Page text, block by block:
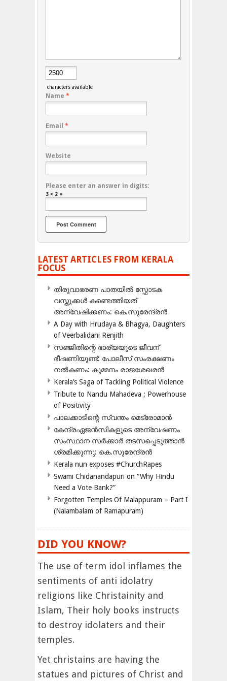
characters available
Name *
Email *
Website
Please enter an answer in digits:
3 × 2 =
LATEST ARTICLES FROM KERALA
FOCUS
തിരുവാഭരണ പാതയിൽ സ്ഫോടക
വസ്തുക്കൾ കണ്ടെത്തിയത്
അന്വേഷിക്കണം: കെ.സുരേന്ദ്രൻ
A Day with Hrudaya & Bhagya, Daughters
of Veerbalidani Renjith
സഞ്ജിതിന്റെ ഭാര്യയുടെ ജീവന്
ഭീഷണിയുണ്ട്: പോലീസ് സംരക്ഷണം
നൽകണം: കുമ്മനം രാജശേഖരൻ
Kerala’s Saga of Tackling Political Violence
Tribute to Nandu Mahadeva ; Powerhouse
of Positivity
പാലക്കാടിന്റെ സ്വന്തം മെട്രോമാൻ
കേന്ദ്രഏജൻസികളുടെ അന്വേഷണം
സംസ്ഥാന സർക്കാർ തടസപ്പെടുത്താൻ
ശ്രമിക്കുന്നു: കെ.സുരേന്ദ്രൻ
Kerala nun exposes #ChurchRapes
Swami Chidanandapuri on “Why Hindu
Need a Vote Bank?”
Forgotten Temples Of Malappuram – Part I
(Nalambalam of Ramapuram)
DID YOU KNOW?
The use of term idol inflames the
sentiments of anti idolatry
religions like Christainity and
Islam, Their holy books instructs
to destroy idolaters and their
temples.
Yet christains are having the
statues and pictures of Christ and